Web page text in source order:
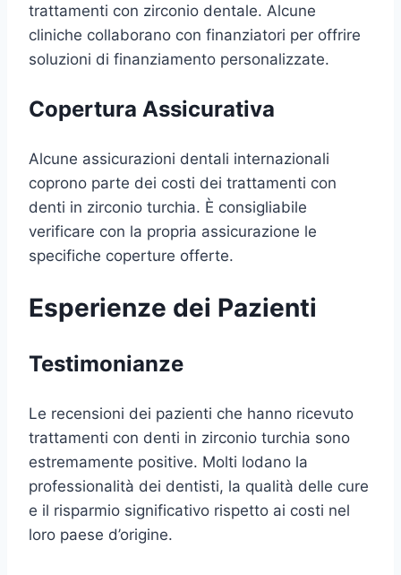
trattamenti con zirconio dentale. Alcune
cliniche collaborano con finanziatori per offrire
soluzioni di finanziamento personalizzate.
Copertura Assicurativa
Alcune assicurazioni dentali internazionali
coprono parte dei costi dei trattamenti con
denti in zirconio turchia. È consigliabile
verificare con la propria assicurazione le
specifiche coperture offerte.
Esperienze dei Pazienti
Testimonianze
Le recensioni dei pazienti che hanno ricevuto
trattamenti con denti in zirconio turchia sono
estremamente positive. Molti lodano la
professionalità dei dentisti, la qualità delle cure
e il risparmio significativo rispetto ai costi nel
loro paese d’origine.